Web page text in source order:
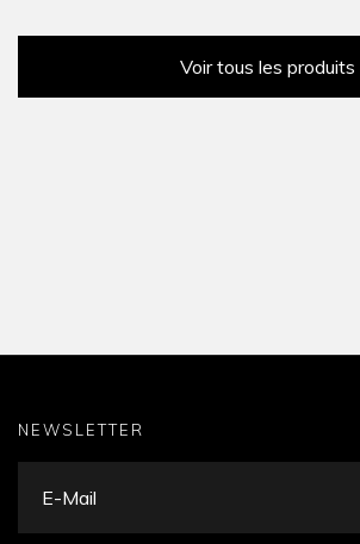
Voir tous les produits
NEWSLETTER